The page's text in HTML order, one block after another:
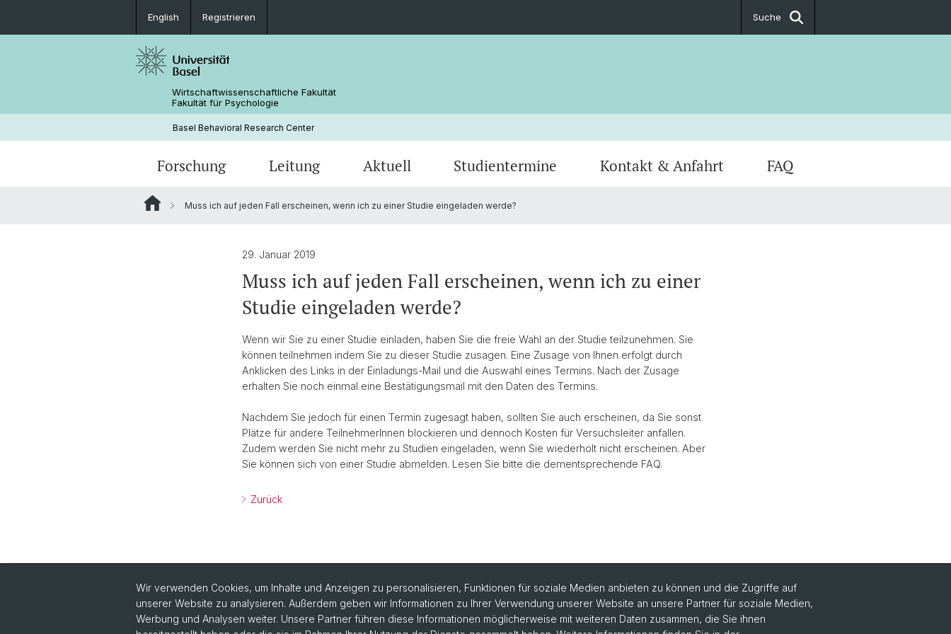
English Registrieren Suche
Wirtschaftwissenschaftliche Fakultät
Fakultät für Psychologie
Basel Behavioral Research Center
Forschung Leitung Aktuell Studientermine Kontakt & Anfahrt FAQ
Muss ich auf jeden Fall erscheinen, wenn ich zu einer Studie eingeladen werde?
29. Januar 2019
Muss ich auf jeden Fall erscheinen, wenn ich zu einer
Studie eingeladen werde?
Wenn wir Sie zu einer Studie einladen, haben Sie die freie Wahl an der Studie teilzunehmen. Sie
können teilnehmen indem Sie zu dieser Studie zusagen. Eine Zusage von Ihnen erfolgt durch
Anklicken des Links in der Einladungs-Mail und die Auswahl eines Termins. Nach der Zusage
erhalten Sie noch einmal eine Bestätigungsmail mit den Daten des Termins.
Nachdem Sie jedoch für einen Termin zugesagt haben, sollten Sie auch erscheinen, da Sie sonst
Plätze für andere TeilnehmerInnen blockieren und dennoch Kosten für Versuchsleiter anfallen.
Zudem werden Sie nicht mehr zu Studien eingeladen, wenn Sie wiederholt nicht erscheinen. Aber
Sie können sich von einer Studie abmelden. Lesen Sie bitte die dementsprechende FAQ.
Zurück
Wir verwenden Cookies, um Inhalte und Anzeigen zu personalisieren, Funktionen für soziale Medien anbieten zu können und die Zugriffe auf
unserer Website zu analysieren. Außerdem geben wir Informationen zu Ihrer Verwendung unserer Website an unsere Partner für soziale Medien,
Werbung und Analysen weiter. Unsere Partner führen diese Informationen möglicherweise mit weiteren Daten zusammen, die Sie ihnen